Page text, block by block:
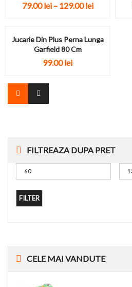
FILTREAZA DUPA PRET
FILTER
CELEMAI VANDUTE
79.00lei– 129.00lei
Jucarie Din Plus Perna Lunga
Garfield 80 Cm
99.00lei